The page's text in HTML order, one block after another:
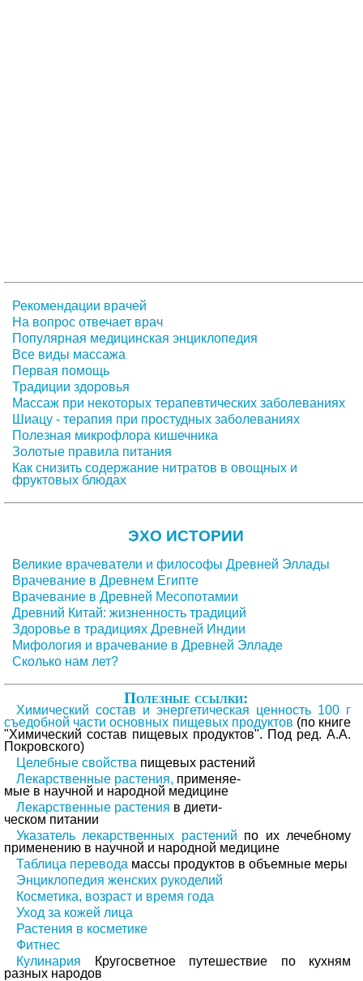
Рекомендации врачей
На вопрос отвечает врач
Популярная медицинская энциклопедия
Все виды массажа
Первая помощь
Традиции здоровья
Массаж при некоторых терапевтических заболеваниях
Шиацу - терапия при простудных заболеваниях
Полезная микрофлора кишечника
Золотые правила питания
Как снизить содержание нитратов в овощных и
фруктовых блюдах
ЭХО ИСТОРИИ
Великие врачеватели и философы Древней Эллады
Врачевание в Древнем Египте
Врачевание в Древней Месопотамии
Древний Китай: жизненность традиций
Здоровье в традициях Древней Индии
Мифология и врачевание в Древней Элладе
Сколько нам лет?
Полезные ссылки:
Химический состав и энергетическая ценность 100 г
съедобной части основных пищевых продуктов (по книге
"Химический состав пищевых продуктов". Под ред. А.А.
Покровского)
Целебные свойства пищевых растений
Лекарственные растения, применяе-
мые в научной и народной медицине
Лекарственные растения в диети-
ческом питании
Указатель лекарственных растений по их лечебному
применению в научной и народной медицине
Таблица перевода массы продуктов в объемные меры
Энциклопедия женских рукоделий
Косметика, возраст и время года
Уход за кожей лица
Растения в косметике
Фитнес
Кулинария Кругосветное путешествие по кухням
разных народов